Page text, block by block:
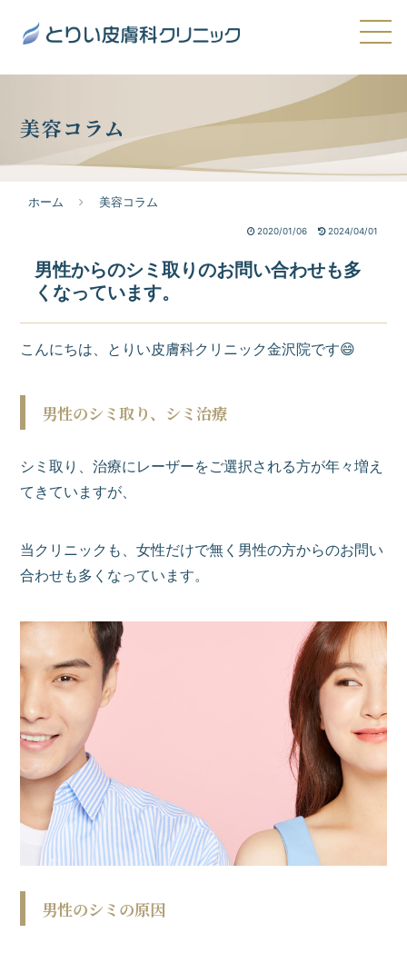
美容コラム
ホーム 美容コラム
2020/01/06 2024/04/01
男性からのシミ取りのお問い合わせも多
くなっています。
こんにちは、とりい皮膚科クリニック金沢院です😄
男性のシミ取り、シミ治療
シミ取り、治療にレーザーをご選択される方が年々増え
てきていますが、
当クリニックも、女性だけで無く男性の方からのお問い
合わせも多くなっています。
男性のシミの原因